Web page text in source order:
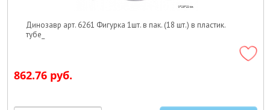
Динозавр арт. 6261 Фигурка 1шт. в пак. (18 шт.) в пластик.
тубе_
862.76 руб.